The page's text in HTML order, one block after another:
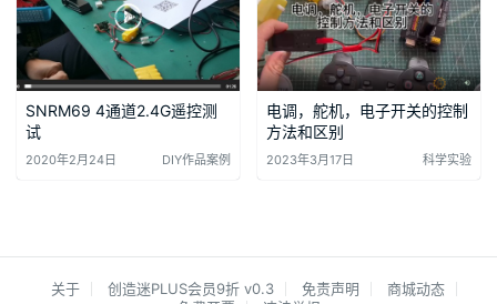
SNRM69 4通道2.4G遥控测
试
2020年2月24日 DIY作品案例
电调，舵机，电子开关的控制
方法和区别
2023年3月17日 科学实验
关于 创造迷PLUS会员9折 v0.3 免责声明
商城动态